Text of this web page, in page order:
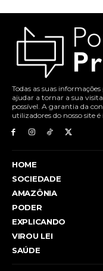
Todas as suas
ajudar a tornar a sua
possível. A garantia da
utilizadores do nosso site
HOME
SOCIEDADE
AMAZÔNIA
PODER
EXPLICANDO
VIROU LEI
SAÚDE